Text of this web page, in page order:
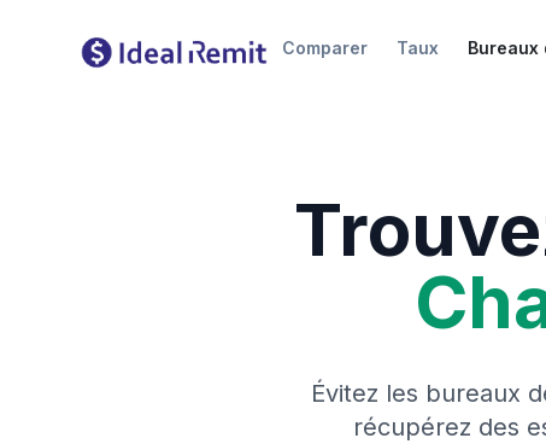
Comparer Taux Bureaux
Évitez les bureaux
récupérez des